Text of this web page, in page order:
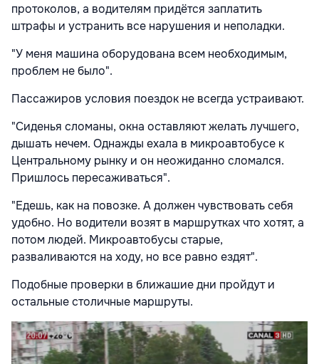
протоколов, а водителям придётся заплатить
штрафы и устранить все нарушения и неполадки.
"У меня машина оборудована всем необходимым,
проблем не было".
Пассажиров условия поездок не всегда устраивают.
"Сиденья сломаны, окна оставляют желать лучшего,
дышать нечем. Однажды ехала в микроавтобусе к
Центральному рынку и он неожиданно сломался.
Пришлось пересаживаться".
"Едешь, как на повозке. А должен чувствовать себя
удобно. Но водители возят в маршрутках что хотят, а
потом людей. Микроавтобусы старые,
разваливаются на ходу, но все равно ездят".
Подобные проверки в ближашие дни пройдут и
остальные столичные маршруты.